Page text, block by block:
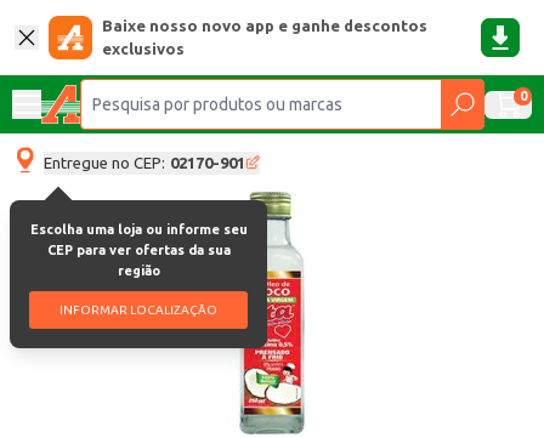
Baixe nosso novo app e ganhe descontos
exclusivos
0
Entregue no CEP: 02170-901
Escolha uma loja ou informe seu
CEP para ver ofertas da sua
região
INFORMAR LOCALIZAÇÃO